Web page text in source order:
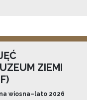
ZIEMI
wiosna–lato 2026